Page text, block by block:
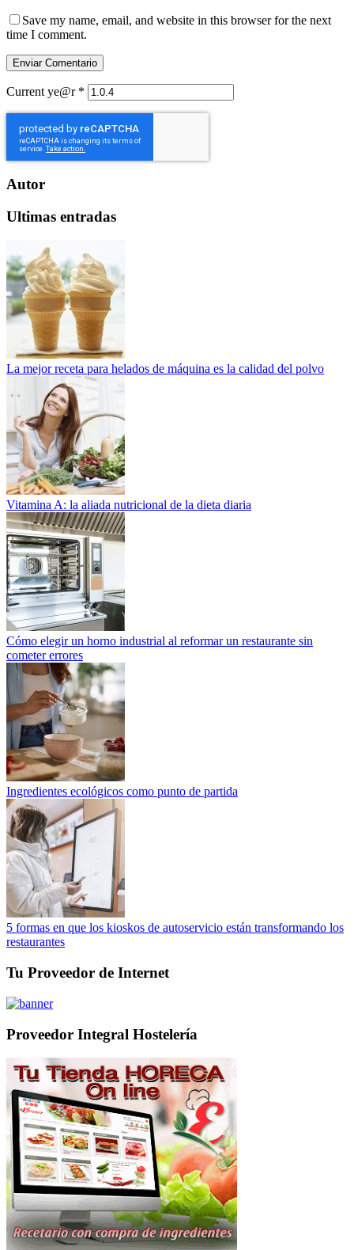
Save my name, email, and website in this browser for the next
time I comment.
Current ye@r *
Autor
Ultimas entradas
La mejor receta para helados de máquina es la calidad del polvo
Vitamina A: la aliada nutricional de la dieta diaria
Cómo elegir un horno industrial al reformar un restaurante sin
cometer errores
Ingredientes ecológicos como punto de partida
5 formas en que los kioskos de autoservicio están transformando los
restaurantes
Tu Proveedor de Internet
Proveedor Integral Hostelería